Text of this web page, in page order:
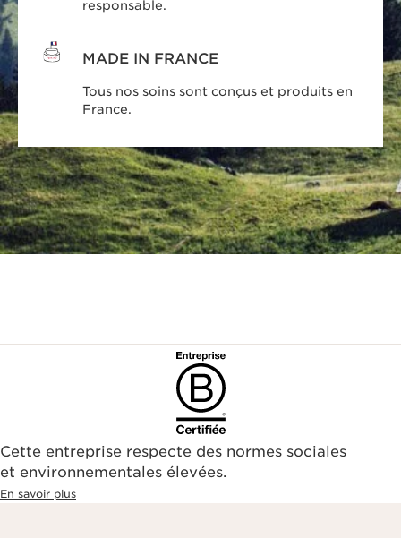
responsable.
MADE IN FRANCE
Tous nos soins sont conçus et produits en
France.
Cette entreprise respecte des normes sociales
et environnementales élevées.
En savoir plus